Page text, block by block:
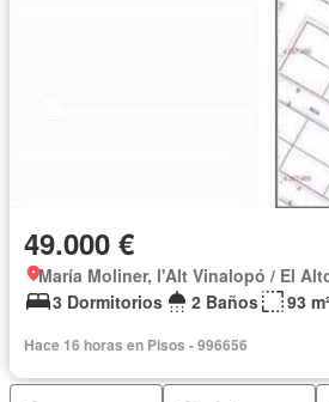
49.000 €
María Moliner, l'Alt Vinalopó / El
3 Dormitorios
2 Baños 93
Hace 16 horas en Pisos - 996656